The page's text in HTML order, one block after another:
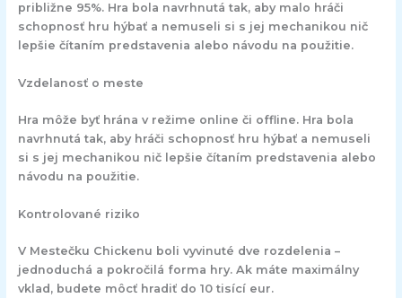
približne 95%. Hra bola navrhnutá tak, aby malo hráči
schopnosť hru hýbať a nemuseli si s jej mechanikou nič
lepšie čítaním predstavenia alebo návodu na použitie.
Vzdelanosť o meste
Hra môže byť hrána v režime online či offline. Hra bola
navrhnutá tak, aby hráči schopnosť hru hýbať a nemuseli
si s jej mechanikou nič lepšie čítaním predstavenia alebo
návodu na použitie.
Kontrolované riziko
V Mestečku Chickenu boli vyvinuté dve rozdelenia –
jednoduchá a pokročilá forma hry. Ak máte maximálny
vklad, budete môcť hradiť do 10 tisící eur.